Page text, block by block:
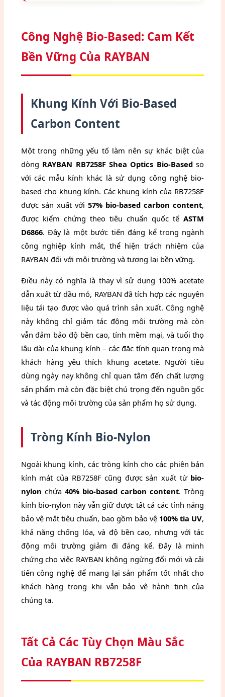
Công Nghệ Bio-Based: Cam Kết
Bền Vững Của RAYBAN
Khung Kính Với Bio-Based
Carbon Content
Một trong những yếu tố làm nên sự khác biệt của
dòng RAYBAN RB7258F Shea Optics Bio-Basedso
với các mẫu kính khác là sử dụng công nghệ bio-
based cho khung kính. Các khung kính của RB7258F
được sản xuất với57% bio-based carbon content,
được kiểm chứng theo tiêu chuẩn quốc tếASTM
D6866. Đây là một bước tiến đáng kể trong ngành
công nghiệp kính mắt, thể hiện trách nhiệm của
RAYBAN đối với môi trường và tương lai bền vững.
Điều này có nghĩa là thay vì sử dụng 100% acetate
dẫn xuất từ dầu mỏ, RAYBAN đã tích hợp các nguyên
liệu tái tạo được vào quá trình sản xuất. Công nghệ
này không chỉ giảm tác động môi trường mà còn
vẫn đảm bảo độ bền cao, tính mềm mại, và tuổi thọ
lâu dài của khung kính – các đặc tính quan trọng mà
khách hàng yêu thích khung acetate. Người tiêu
dùng ngày nay không chỉ quan tâm đến chất lượng
sản phẩm mà còn đặc biệt chú trọng đến nguồn gốc
và tác động môi trường của sản phẩm họ sử dụng.
Tròng Kính Bio-Nylon
Ngoài khung kính, các tròng kính cho các phiên bản
kính mát của RB7258F cũng được sản xuất từ bio-
nylon chứa 40% bio-based carbon content. Tròng
kính bio-nylon này vẫn giữ được tất cả các tính năng
bảo vệ mắt tiêu chuẩn, bao gồm bảo vệ 100% tia UV,
khả năng chống lóa, và độ bền cao, nhưng với tác
động môi trường giảm đi đáng kể. Đây là minh
chứng cho việc RAYBAN không ngừng đổi mới và cải
tiến công nghệ để mang lại sản phẩm tốt nhất cho
khách hàng trong khi vẫn bảo vệ hành tinh của
chúng ta.
Tất Cả Các Tùy Chọn Màu Sắc
Của RAYBAN RB7258F